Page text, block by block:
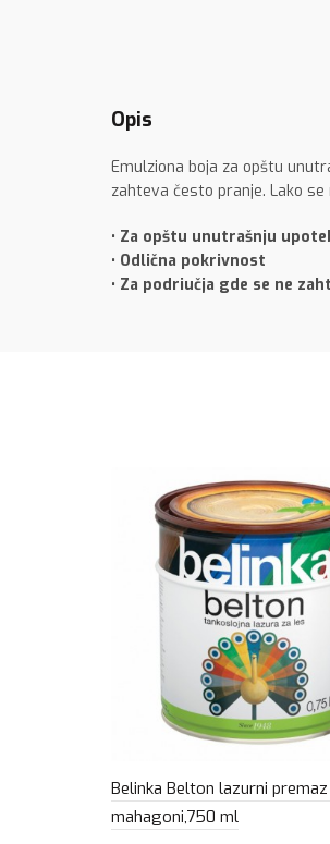
Opis
Emulziona boja za opštu
zahteva često pranje. Lako
• Za opštu unutrašnju
• Odlična pokrivnost
• Za podriučja gde se ne
Belinka Belton lazurni
mahagoni,750 ml